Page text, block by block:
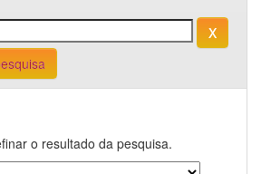
o resultado da pesquisa.